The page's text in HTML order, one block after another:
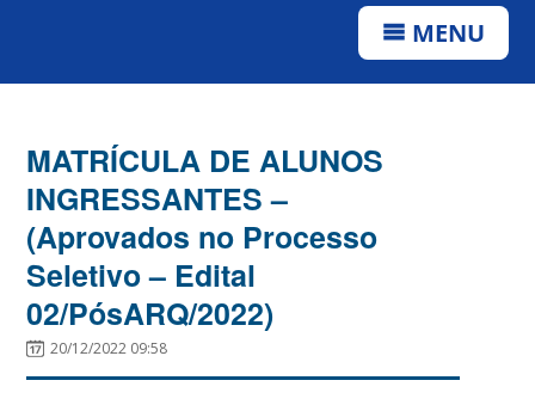
MENU
MATRÍCULA DE ALUNOS
INGRESSANTES –
(Aprovados no Processo
Seletivo – Edital
02/PósARQ/2022)
20/12/2022 09:58